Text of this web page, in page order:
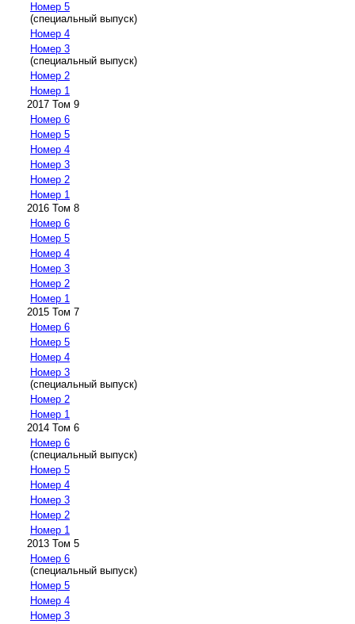
Номер 5
(специальный выпуск)
Номер 4
Номер 3
(специальный выпуск)
Номер 2
Номер 1
2017 Том 9
Номер 6
Номер 5
Номер 4
Номер 3
Номер 2
Номер 1
2016 Том 8
Номер 6
Номер 5
Номер 4
Номер 3
Номер 2
Номер 1
2015 Том 7
Номер 6
Номер 5
Номер 4
Номер 3
(специальный выпуск)
Номер 2
Номер 1
2014 Том 6
Номер 6
(специальный выпуск)
Номер 5
Номер 4
Номер 3
Номер 2
Номер 1
2013 Том 5
Номер 6
(специальный выпуск)
Номер 5
Номер 4
Номер 3